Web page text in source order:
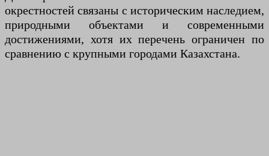
окрестностей связаны с историческим наследием,
природными объектами и современными
достижениями, хотя их перечень ограничен по
сравнению с крупными городами Казахстана.